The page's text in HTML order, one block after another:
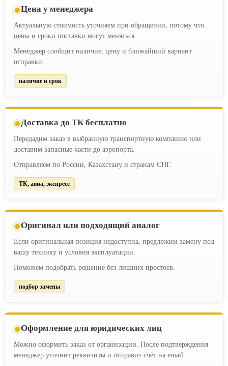
Цена у менеджера
Актуальную стоимость уточняем при обращении, потому что
цены и сроки поставки могут меняться.
Менеджер сообщит наличие, цену и ближайший вариант
отправки.
наличие и срок
Доставка до ТК бесплатно
Передадим заказ в выбранную транспортную компанию или
доставим запасные части до аэропорта.
Отправляем по России, Казахстану и странам СНГ.
ТК, авиа, экспресс
Оригинал или подходящий аналог
Если оригинальная позиция недоступна, предложим замену под
вашу технику и условия эксплуатации.
Поможем подобрать решение без лишних простоев.
подбор замены
Оформление для юридических лиц
Можно оформить заказ от организации. После подтверждения
менеджер уточнит реквизиты и отправит счёт на email.